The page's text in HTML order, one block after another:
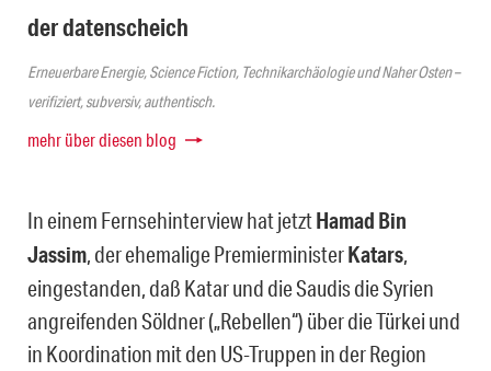
der datenscheich
Erneuerbare Energie, Science Fiction, Technikarchäologie und Naher Osten –
verifiziert, subversiv, authentisch.
mehr über diesen blog
In einem Fernsehinterview hat jetztHamad Bin
Jassim, der ehemalige PremierministerKatars,
eingestanden, daß Katar und die Saudis die Syrien
angreifenden Söldner („Rebellen“) über die Türkei und
in Koordination mit den US-Truppen in der Region